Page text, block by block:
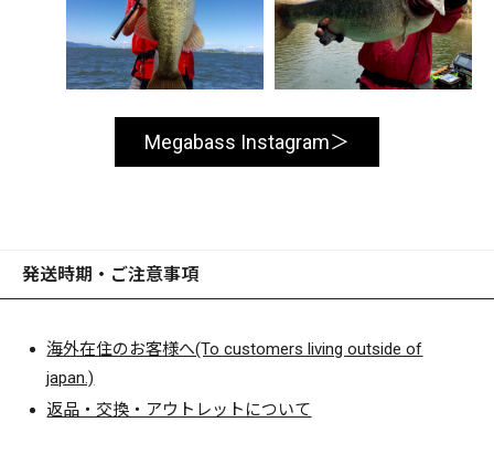
Megabass Instagram
発送時期・ご注意事項
海外在住のお客様へ(To customers living outside of
japan.)
返品・交換・アウトレットについて